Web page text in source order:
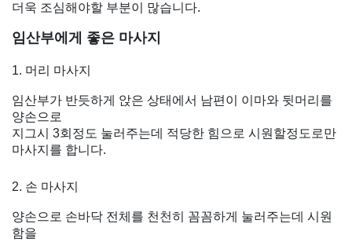
더욱 조심해야할 부분이 많습니다.
임산부에게 좋은 마사지
1. 머리 마사지
임산부가 반듯하게 앉은 상태에서 남편이 이마와 뒷머리를
양손으로
지그시 3회정도 눌러주는데 적당한 힘으로 시원할정도로만
마사지를 합니다.
2. 손 마사지
양손으로 손바닥 전체를 천천히 꼼꼼하게 눌러주는데 시원
함을